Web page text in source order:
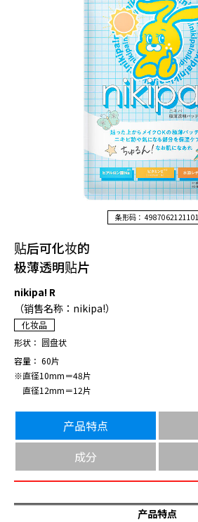
条形码： 4987062121101
贴后可化妆的
极薄透明贴片
nikipa! R
（销售名称：nikipa!）
化妆品
形状： 圆盘状
容量： 60片
※直径10mm＝48片
直径12mm＝12片
产品特点
成分
产品特点